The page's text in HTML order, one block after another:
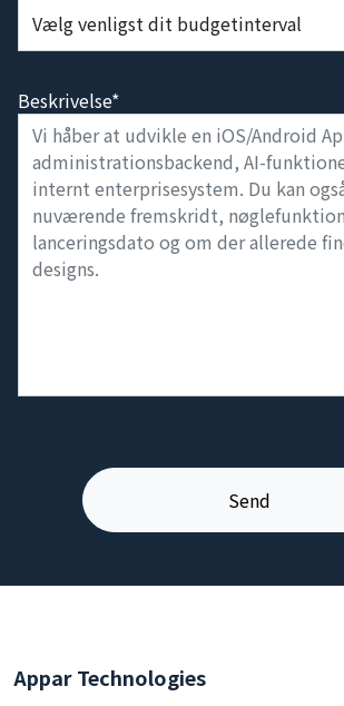
Beskrivelse*
Appar Technologies